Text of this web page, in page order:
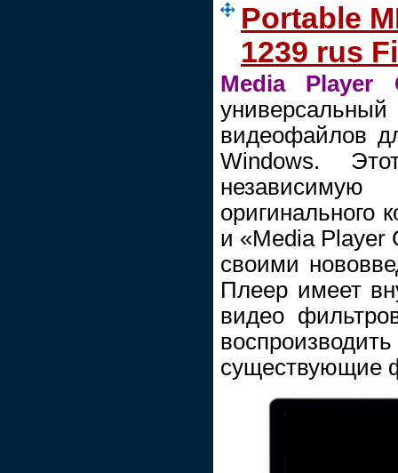
Portable
1239 rus
Media Player
видеофайлов
Windows.
оригинального
и «Media Player
своими
Плеер имеет
видео
существующие